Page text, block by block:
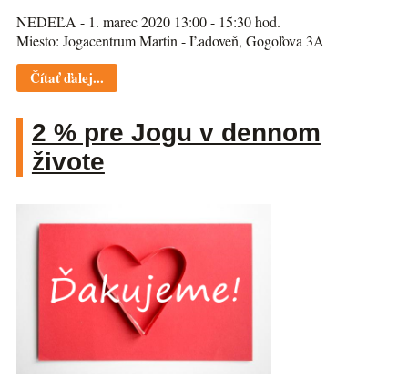
NEDEĽA - 1. marec 2020 13:00 - 15:30 hod.
Miesto: Jogacentrum Martin - Ľadoveň, Gogoľova 3A
Čítať ďalej...
2 % pre Jogu v dennom
živote